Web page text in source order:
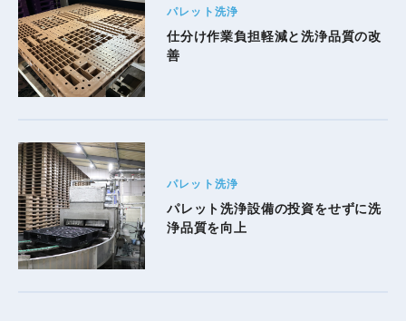
パレット洗浄
仕分け作業負担軽減と洗浄品質の改
善
パレット洗浄
パレット洗浄設備の投資をせずに洗
浄品質を向上